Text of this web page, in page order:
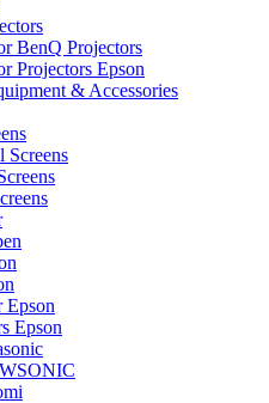
BenQ Projectors
Projectors Epson
& Accessories
Screens
Epson
Epson